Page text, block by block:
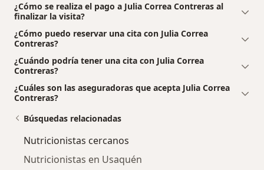
¿Cómo se realiza el pago a Julia Correa Contreras al
finalizar la visita?
¿Cómo puedo reservar una cita con Julia Correa
Contreras?
¿Cuándo podría tener una cita con Julia Correa
Contreras?
¿Cuáles son las aseguradoras que acepta Julia Correa
Contreras?
Búsquedas relacionadas
Nutricionistas cercanos
Nutricionistas en Usaquén